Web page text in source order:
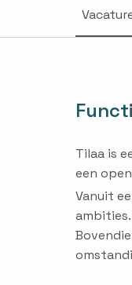
Tilaa is
een
Vanuit